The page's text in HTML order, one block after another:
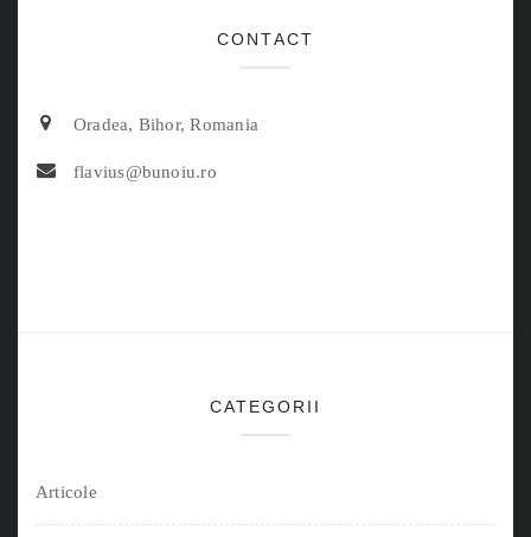
CONTACT
Oradea, Bihor, Romania
flavius@bunoiu.ro
CATEGORII
Articole